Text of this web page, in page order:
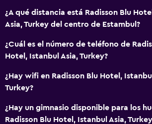
Espacio de almacenamiento
Zona de estar
Sofá
Habitaciones insonorizadas
¿A qué distancia está Radisson Blu
Asia, Turkey del centro de Estambul?
¿Cuál es el número de teléfono de
Hotel, Istanbul Asia, Turkey?
¿Hay wifi en Radisson Blu Hotel,
Turkey?
¿Hay un gimnasio disponible para los
Radisson Blu Hotel, Istanbul Asia,